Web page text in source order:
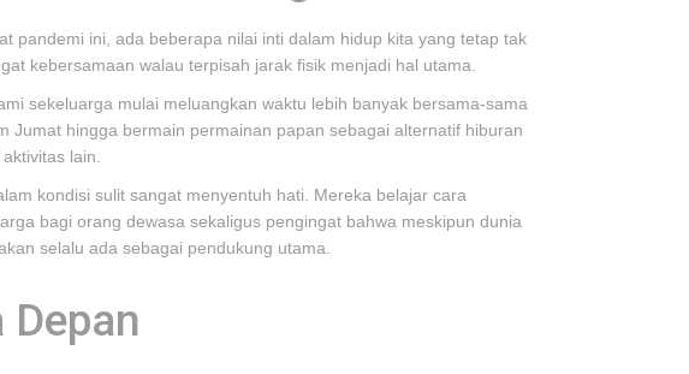
pandemi ini, ada beberapa nilai inti dalam hidup kita yang tetap tak
kebersamaan walau terpisah jarak fisik menjadi hal utama.
sekeluarga mulai meluangkan waktu lebih banyak bersama-sama
hingga bermain permainan papan sebagai alternatif hiburan
lain.
kondisi sulit sangat menyentuh hati. Mereka belajar cara
bagi orang dewasa sekaligus pengingat bahwa meskipun dunia
selalu ada sebagai pendukung utama.